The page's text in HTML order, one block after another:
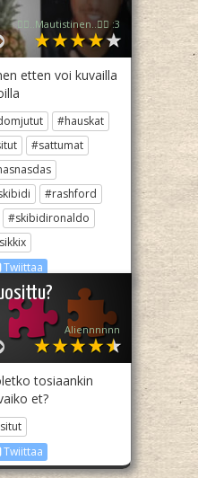
🏳️‍🌈..Mautistinen..🏳️‍🌈 :3
etten voi kuvailla
#hauskat
#sattumat
#rashford
#skibidironaldo
Twiittaa
Aliennnnnn
tosiaankin
et?
Twiittaa